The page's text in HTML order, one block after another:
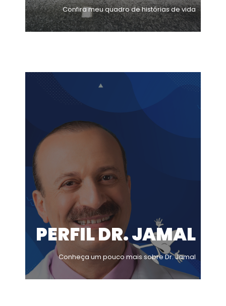
Confira meu quadro de histórias de vida
PERFIL DR. JAMAL
Conheça um pouco mais sobre Dr. Jamal